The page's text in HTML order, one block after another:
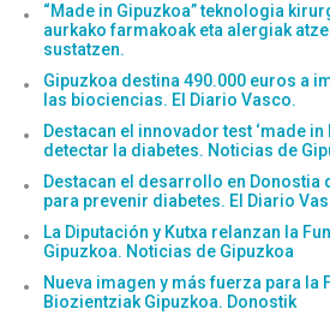
“Made in Gipuzkoa” teknologia
aurkako farmakoak eta alergiak
sustatzen.
Gipuzkoa destina 490.000 euros a
las biociencias. El Diario Vasco.
Destacan el innovador test ‘made in
detectar la diabetes. Noticias de
Destacan el desarrollo en Donostia
para prevenir diabetes. El Diario
La Diputación y Kutxa relanzan la
Gipuzkoa. Noticias de Gipuzkoa
Nueva imagen y más fuerza para la
Biozientziak Gipuzkoa. Donostik